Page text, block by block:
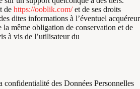
de https://ooblik.com/et de ses droits
dites informations à l’éventuel acquéreur
la même obligation de conservation et de
à vis de l’utilisateur du
confidentialité des Données Personnelles